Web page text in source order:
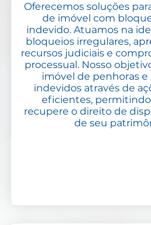
Oferecemos soluções
de imóvel com
indevido. Atuamos na
bloqueios irregulares,
recursos judiciais e
processual. Nosso
imóvel de penhoras
indevidos através de
eficientes,
recupere o direito de
de seu